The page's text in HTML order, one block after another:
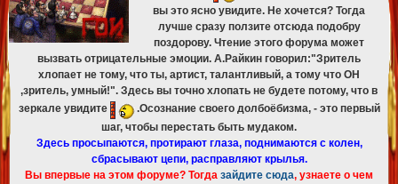
вы это ясно увидите. Не хочется? Тогда
лучше сразу ползите отсюда подобру
поздорову. Чтение этого форума может
вызвать отрицательные эмоции. А.Райкин говорил:"Зритель
хлопает не тому, что ты, артист, талантливый, а тому что ОН
,зритель, умный!". Здесь вы точно хлопать не будете потому, что в
зеркале увидите
.Осознание своего долбоёбизма, - это первый
шаг, чтобы перестать быть мудаком.
Здесь просыпаются, протирают глаза, поднимаются с колен,
сбрасывают цепи, расправляют крылья.
Вы впервые на этом форуме? Тогда зайдите сюда, узнаете о чем